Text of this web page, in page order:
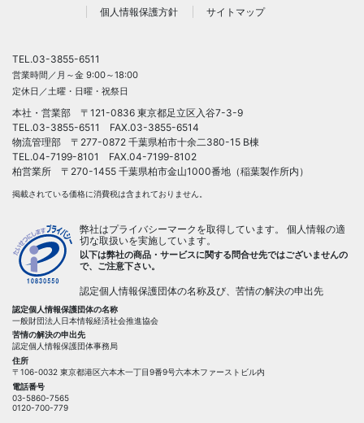
個人情報保護方針
サイトマップ
TEL.03-3855-6511
営業時間／月～金 9:00～18:00
定休日／土曜・日曜・祝祭日
本社・営業部 〒121-0836 東京都足立区入谷7-3-9
TEL.03-3855-6511
FAX.03-3855-6514
物流管理部 〒277-0872 千葉県柏市十余二380-15 B棟
TEL.04-7199-8101 FAX.04-7199-8102
柏営業所 〒270-1455 千葉県柏市金山1000番地（稲葉製作所内）
掲載されている価格に消費税は含まれておりません。
弊社はプライバシーマークを取得しています。 個人情報の適
切な取扱いを実施しています。
以下は弊社の商品・サービスに関する問合せ先ではございませんの
で、ご注意下さい。
認定個人情報保護団体の名称及び、苦情の解決の申出先
認定個人情報保護団体の名称
一般財団法人日本情報経済社会推進協会
苦情の解決の申出先
認定個人情報保護団体事務局
住所
〒106-0032 東京都港区六本木一丁目9番9号六本木ファーストビル内
電話番号
03-5860-7565
0120-700-779